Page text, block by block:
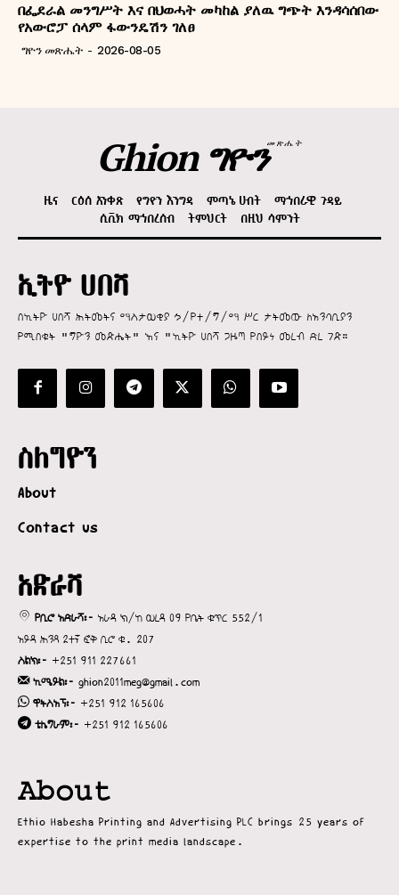
በፌደራል መንግሥት እና በህወሓት መካከል ያለዉ ግጭት እንዳሳሰበው
የአውሮፓ ሰላም ፋውንዴሽን ገለፀ
ግዮን መጽሔት - 2026-08-05
Ghion ግዮንመጽሔት
ዜና ርዕሰ አንቀጽ የግዮን እንግዳ ምጣኔ ሀብት
ማኅበራዊ ጉዳይ
ሲቪክ ማኅበረሰብ
ትምህርት በዚህ ሳምንት
ኢትዮ ሀበሻ
በኢትዮ ሀበሻ ሕትመትና ማስታወቂያ ኃ/የተ/ግ/ማ ሥር ታትመው ለአንባቢያን
የሚበቁት "ግዮን መጽሔት" እና "ኢትዮ ሀበሻ ጋዜጣ የበይነ መረብ ድረ ገጽ።
ስለግዮን
About
Contact us
አድራሻ
የቢሮ አድራሻ፡- አራዳ ክ/ከ ወረዳ 09 የቤት ቁጥር 552/1
አይዳ ሕንጻ 2ተኛ ፎቅ ቢሮ ቁ. 207
ስልክ፡- +251 911 227661
ኢሜይል፡- ghion2011meg@gmail.com
ዋትስአፕ፡- +251 912 165606
ቴሌግራም፡- +251 912 165606
About
Ethio Habesha Printing and Advertising PLC brings 25 years of
expertise to the print media landscape.